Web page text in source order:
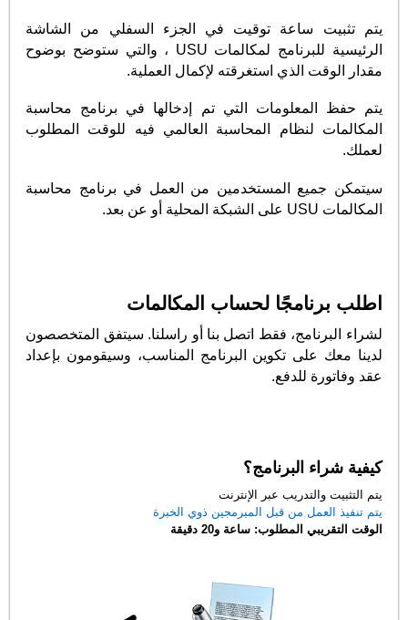
يتم تثبيت ساعة توقيت في الجزء السفلي من الشاشة
الرئيسية للبرنامج لمكالمات USU ، والتي ستوضح بوضوح
مقدار الوقت الذي استغرقته لإكمال العملية.
يتم حفظ المعلومات التي تم إدخالها في برنامج محاسبة
المكالمات لنظام المحاسبة العالمي فيه للوقت المطلوب
لعملك.
سيتمكن جميع المستخدمين من العمل في برنامج محاسبة
المكالمات USU على الشبكة المحلية أو عن بعد.
اطلب برنامجًا لحساب المكالمات
لشراء البرنامج، فقط اتصل بنا أو راسلنا. سيتفق المتخصصون
لدينا معك على تكوين البرنامج المناسب، وسيقومون بإعداد
عقد وفاتورة للدفع.
كيفية شراء البرنامج؟
يتم التثبيت والتدريب عبر الإنترنت
يتم تنفيذ العمل من قبل المبرمجين ذوي الخبرة
الوقت التقريبي المطلوب: ساعة و20 دقيقة